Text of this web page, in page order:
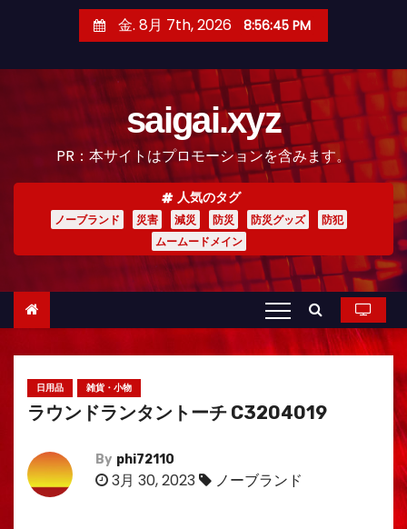
金. 8月 7th, 2026 8:56:46 PM
saigai.xyz
PR：本サイトはプロモーションを含みます。
人気のタグ
ノーブランド 災害 減災 防災 防災グッズ
防犯
ムームードメイン
日用品 雑貨・小物
ラウンドランタントーチ C3204019
By phi72110
3月 30, 2023 ノーブランド